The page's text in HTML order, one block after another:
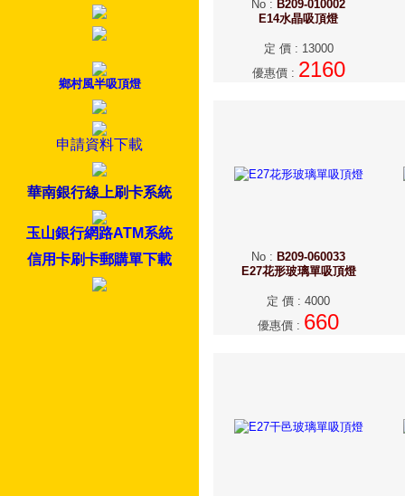
鄉村風半吸頂燈
申請資料下載
華南銀行線上刷卡系統
玉山銀行網路ATM系統
信用卡刷卡郵購單下載
No : B209-010002
E14水晶吸頂燈
定 價: 13000
優惠價: 2160
No : B209-060033
E27花形玻璃單吸頂燈
定 價 : 4000
優惠價 : 660